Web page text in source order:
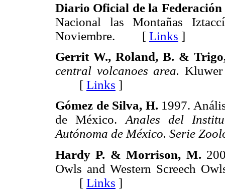
Diario Oficial de la Federación
Nacional las Montañas
Noviembre. [ Links ]
Gerrit W., Roland, B. &
central volcanoes area. Kluwer
[ Links ]
Gómez de Silva, H. 1997.
de México. Anales del
Autónoma de México. Serie
Hardy P. & Morrison, M.
Owls and Western Screech
[ Links ]